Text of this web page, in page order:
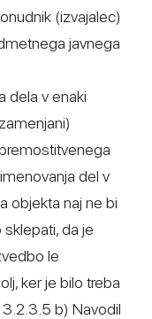
(izvajalec)
javnega
dela v enaki
del v
objekta naj ne bi
da je
le
ker je bilo treba
b) Navodil